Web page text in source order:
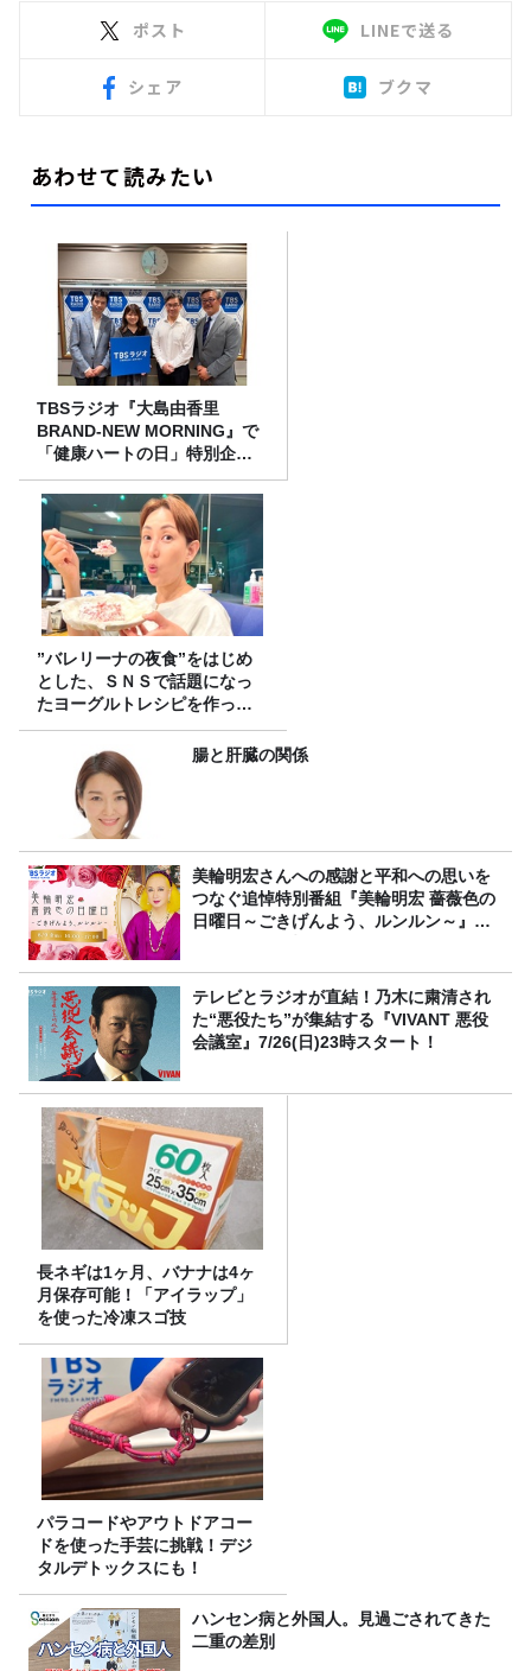
ポスト LINEで送る
シェア ブクマ
あわせて読みたい
TBSラジオ『大島由香里
BRAND-NEW MORNING』で
「健康ハートの日」特別企画
を8/10（月）に放送
”バレリーナの夜食”をはじめ
とした、ＳＮＳで話題になっ
たヨーグルトレシピを作って
みた！
腸と肝臓の関係
美輪明宏さんへの感謝と平和への思いを
つなぐ追悼特別番組『美輪明宏 薔薇色の
日曜日～ごきげんよう、ルンルン～』
テレビとラジオが直結！乃木に粛清され
た“悪役たち”が集結する『VIVANT 悪役
会議室』7/26(日)23時スタート！
長ネギは1ヶ月、バナナは4ヶ
月保存可能！「アイラップ」
を使った冷凍スゴ技
パラコードやアウトドアコー
ドを使った手芸に挑戦！デジ
タルデトックスにも！
ハンセン病と外国人。見過ごされてきた
二重の差別